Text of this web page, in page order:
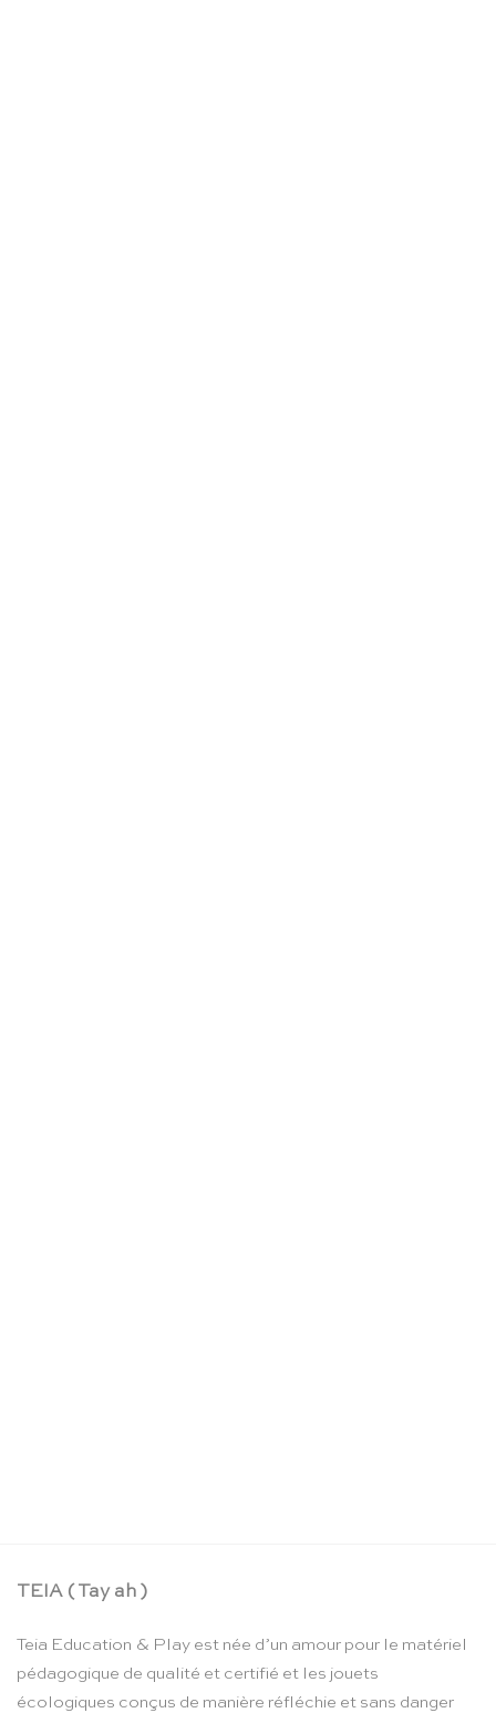
TEIA ( Tay ah )
Teia Education & Play est née d’un amour pour le matériel
pédagogique de qualité et certifié et les jouets
écologiques conçus de manière réfléchie et sans danger